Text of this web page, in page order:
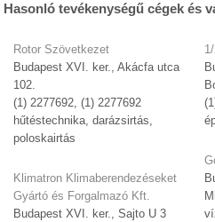
Hasonló tevékenységű cégek és
Rotor Szövetkezet
Budapest XVI. ker., Akácfa utca
102.
(1) 2277692, (1) 2277692
hűtéstechnika, darázsirtás,
poloskairtás
Klimatron Klimaberendezéseket
Gyártó és Forgalmazó Kft.
Budapest XVI. ker., Sajto U 3